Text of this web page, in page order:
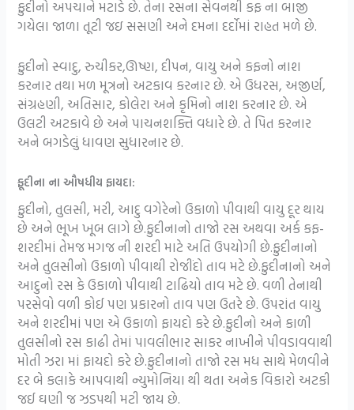
ફુદીનો અપચાને મટાડે છે. તેના રસના સેવનથી કફ ના બાજી
ગયેલા જાળા તૂટી જઇ સસણી અને દમના દર્દોમાં રાહત મળે છે.
ફુદીનો સ્વાદુ, રુચીકર,ઊષ્ણ, દીપન, વાયુ અને કફનો નાશ
કરનાર તથા મળ મૂત્રનો અટકાવ કરનાર છે. એ ઉધરસ, અજીર્ણ,
સંગ્રહણી, અતિસાર, કોલેરા અને કૃમિનો નાશ કરનાર છે. એ
ઉલટી અટકાવે છે અને પાચનશક્તિ વધારે છે. તે પિત કરનાર
અને બગડેલું ધાવણ સુધારનાર છે.
ફૂદીના ના ઔષધીય ફાયદા:
ફુદીનો, તુલસી, મરી, આદુ વગેરેનો ઉકાળો પીવાથી વાયુ દૂર થાય
છે અને ભૂખ ખૂબ લાગે છે.ફુદીનાનો તાજો રસ અથવા અર્ક કફ-
શરદીમાં તેમજ મગજ ની શરદી માટે અતિ ઉપયોગી છે.ફુદીનાનો
અને તુલસીનો ઉકાળો પીવાથી રોજીંદો તાવ મટે છે.ફુદીનાનો અને
આદુનો રસ કે ઉકાળો પીવાથી ટાઢિયો તાવ મટે છે. વળી તેનાથી
પરસેવો વળી કોઈ પણ પ્રકારનો તાવ પણ ઉતરે છે. ઉપરાંત વાયુ
અને શરદીમાં પણ એ ઉકાળો ફાયદો કરે છે.ફુદીનો અને કાળી
તુલસીનો રસ કાઢી તેમાં પાવલીભાર સાકર નાખીને પીવડાવવાથી
મોતી ઝરા માં ફાયદો કરે છે.ફુદીનાનો તાજો રસ મધ સાથે મેળવીને
દર બે કલાકે આપવાથી ન્યુમોનિયા થી થતા અનેક વિકારો અટકી
જઈ ઘણી જ ઝડપથી મટી જાય છે.